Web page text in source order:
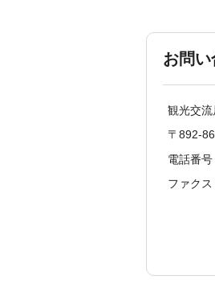
お問
観光交
〒892-
電話番
ファク